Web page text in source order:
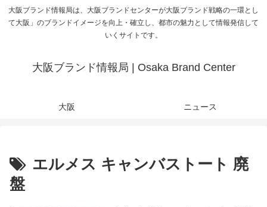
大阪ブランド情報局は、大阪ブランドセンターが大阪ブランド戦略の一環とし
て大阪」のブランドイメージを向上・確立し、都市の魅力として情報発信して
いくサイトです。
大阪ブランド情報局 | Osaka Brand Center
大阪 ニュース
エルメス キャンバストート 廃
盤